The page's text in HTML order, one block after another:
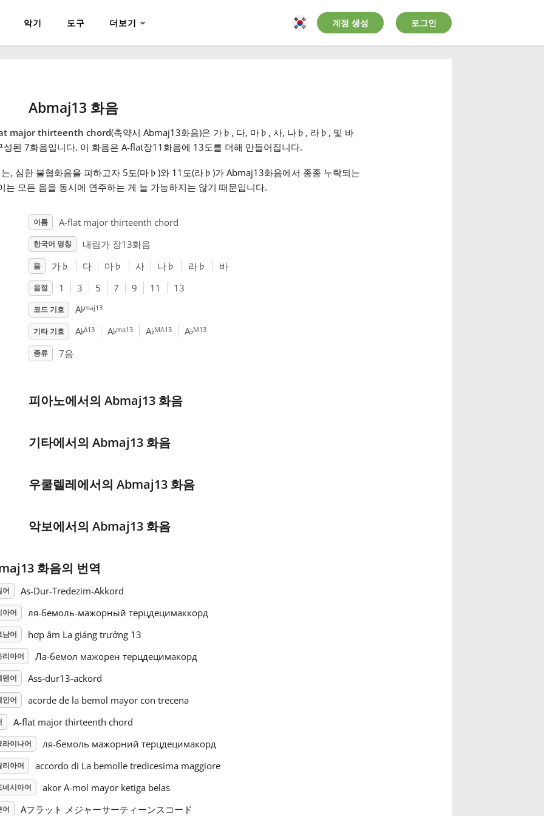
악기 도구 더보기 계정 생성 로그인
Abmaj13 화음
major thirteenth chord(축약시 Abmaj13화음)은 가♭ , 다, 마♭ , 사, 나♭ , 라♭ , 및 바
성된 7화음입니다. 이 화음은 A-flat장11화음에 13도를 더해 만들어집니다.
, 심한 불협화음을 피하고자 5도(마♭ )와 11도(라♭ )가 Abmaj13화음에서 종종 누락되는
는 모든 음을 동시에 연주하는 게 늘 가능하지는 않기 때문입니다.
이름 A-flat major thirteenth chord
한국어 명칭 내림가 장13화음
음 가♭ 다 마♭ 사 나♭ 라♭ 바
음정 1 3 5 7 9 11 13
코드 기호 A♭maj13
기타 기호 A♭Δ13 A♭ma13 A♭MA13 A♭M13
종류 7음
피아노에서의 Abmaj13 화음
기타에서의 Abmaj13 화음
우쿨렐레에서의 Abmaj13 화음
악보에서의 Abmaj13 화음
화음의 번역
어 As-Dur-Tredezim-Akkord
아어 ля-бемоль-мажорный терцдецимаккорд
남어 hợp âm La giáng trưởng 13
리아어 Ла-бемол мажорен терцдецимакорд
덴어 Ass-dur13-ackord
인어 acorde de la bemol mayor con trecena
A-flat major thirteenth chord
라이나어 ля-бемоль мажорний терцдецимакорд
리아어 accordo di La bemolle tredicesima maggiore
네시아어 akor A-mol mayor ketiga belas
어 Aフラット メジャーサーティーンスコード